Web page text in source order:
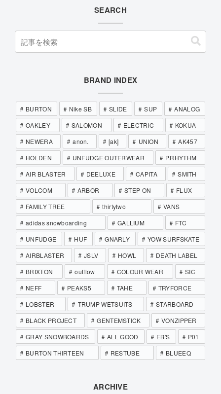
SEARCH
BRAND INDEX
BURTON Nike SB SLIDE SUP
ANALOG
OAKLEY
SALOMON ELECTRIC
KOKUA
NEWERA
anon. [ak] UNION
AK457
HOLDEN
UNFUDGE OUTERWEAR
P.RHYTHM
AIR BLASTER
DEELUXE CAPITA
SMITH
VOLCOM
ARBOR STEP ON
FLUX
FAMILY TREE
thirtytwo
VANS
adidas snowboarding
GALLIUM
FTC
UNFUDGE
HUF GNARLY
YOW SURFSKATE
AIRBLASTER
JSLV HOWL
DEATH LABEL
BRIXTON
outflow COLOUR WEAR
SIC
NEFF
PEAKS5 TAHE
TRYFORCE
LOBSTER
TRUMP WETSUITS
STARBOARD
BLACK PROJECT
GENTEMSTICK
VONZIPPER
GRAY SNOWBOARDS
ALL GOOD EB'S
P01
BURTON THIRTEEN
RESTUBE BLUEEQ
ARCHIVE